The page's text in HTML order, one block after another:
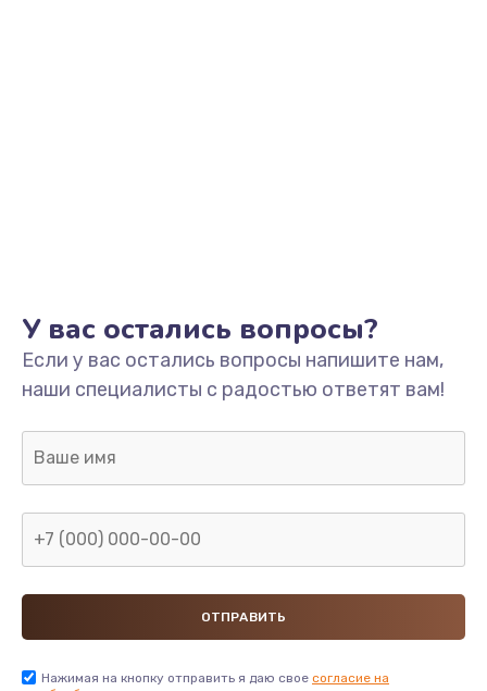
2000 руб.
Заказать
Ремонт разъема SIM-карты
Заказать
Устранение ошибок
У вас остались вопросы?
Если у вас остались вопросы напишите нам,
наши специалисты с радостью ответят вам!
Нажимая на кнопку отправить я даю свое согласие на